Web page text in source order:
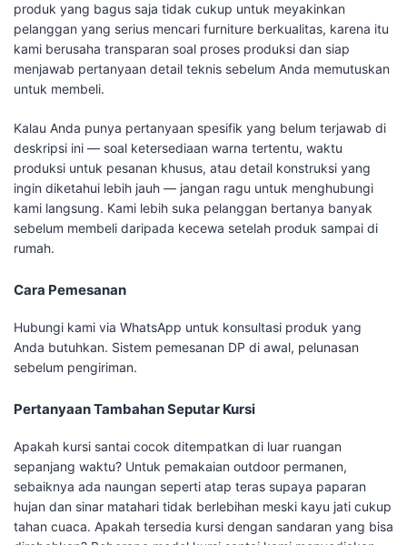
produk yang bagus saja tidak cukup untuk meyakinkan
pelanggan yang serius mencari furniture berkualitas, karena itu
kami berusaha transparan soal proses produksi dan siap
menjawab pertanyaan detail teknis sebelum Anda memutuskan
untuk membeli.
Kalau Anda punya pertanyaan spesifik yang belum terjawab di
deskripsi ini — soal ketersediaan warna tertentu, waktu
produksi untuk pesanan khusus, atau detail konstruksi yang
ingin diketahui lebih jauh — jangan ragu untuk menghubungi
kami langsung. Kami lebih suka pelanggan bertanya banyak
sebelum membeli daripada kecewa setelah produk sampai di
rumah.
Cara Pemesanan
Hubungi kami via WhatsApp untuk konsultasi produk yang
Anda butuhkan. Sistem pemesanan DP di awal, pelunasan
sebelum pengiriman.
Pertanyaan Tambahan Seputar Kursi
Apakah kursi santai cocok ditempatkan di luar ruangan
sepanjang waktu? Untuk pemakaian outdoor permanen,
sebaiknya ada naungan seperti atap teras supaya paparan
hujan dan sinar matahari tidak berlebihan meski kayu jati cukup
tahan cuaca. Apakah tersedia kursi dengan sandaran yang bisa